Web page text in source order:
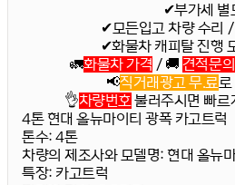
✔부가세 별
✔모든입고 차량 수리
✔화물차 캐피탈 진행
🚛화물차 가격 / 🚚 견적문의
📢직거래광고 무.료
👌차량번호 불러주시면 빠르
4톤 현대 올뉴마이티 광폭 카고트럭
톤수: 4톤
차량의 제조사와 모델명: 현대 올뉴
특장: 카고트럭